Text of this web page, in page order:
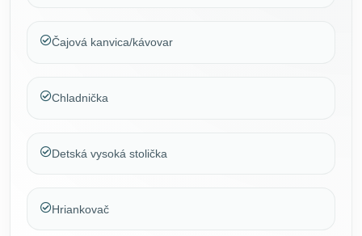
Čajová kanvica/kávovar
Chladnička
Detská vysoká stolička
Hriankovač